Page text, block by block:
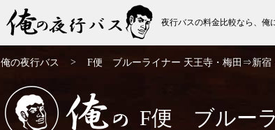
宿・東京・大宮 | 俺の夜行バス
夜行バスの料金比較なら、俺
俺の夜行バス > F便 ブルーライナー 天王寺・梅田⇒新宿
F便 ブルー